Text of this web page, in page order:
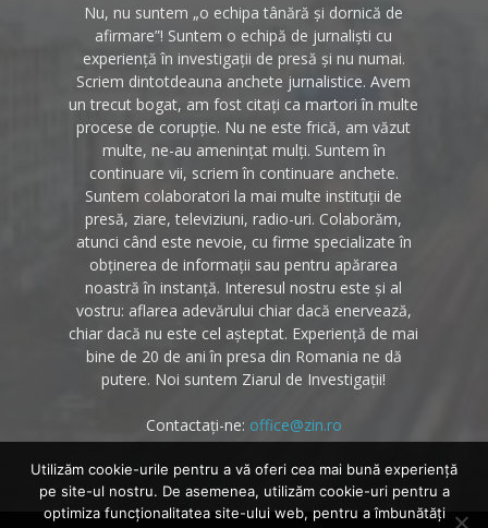
Nu, nu suntem „o echipa tânără și dornică de
afirmare”! Suntem o echipă de jurnaliști cu
experiență în investigații de presă și nu numai.
Scriem dintotdeauna anchete jurnalistice. Avem
un trecut bogat, am fost citați ca martori în multe
procese de corupție. Nu ne este frică, am văzut
multe, ne-au amenințat mulți. Suntem în
continuare vii, scriem în continuare anchete.
Suntem colaboratori la mai multe instituții de
presă, ziare, televiziuni, radio-uri. Colaborăm,
atunci când este nevoie, cu firme specializate în
obținerea de informații sau pentru apărarea
noastră în instanță. Interesul nostru este și al
vostru: aflarea adevărului chiar dacă enervează,
chiar dacă nu este cel așteptat. Experiență de mai
bine de 20 de ani în presa din Romania ne dă
putere. Noi suntem Ziarul de Investigații!
Contactați-ne: office@zin.ro
Utilizăm cookie-urile pentru a vă oferi cea mai bună experiență
pe site-ul nostru. De asemenea, utilizăm cookie-uri pentru a
optimiza funcţionalitatea site-ului web, pentru a îmbunătăţi